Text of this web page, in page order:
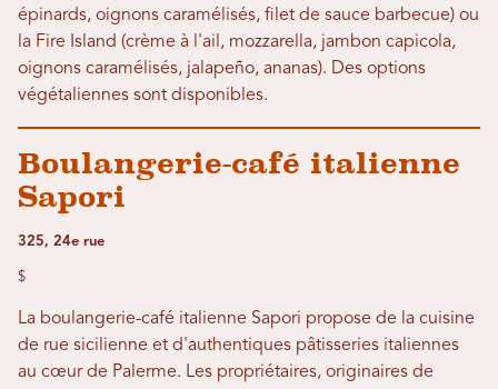
épinards, oignons caramélisés, filet de sauce barbecue) ou
la Fire Island (crème à l'ail, mozzarella, jambon capicola,
oignons caramélisés, jalapeño, ananas). Des options
végétaliennes sont disponibles.
Boulangerie-café italienne
Sapori
325, 24e rue
$
La boulangerie-café italienne Sapori propose de la cuisine
de rue sicilienne et d'authentiques pâtisseries italiennes
au cœur de Palerme. Les propriétaires, originaires de